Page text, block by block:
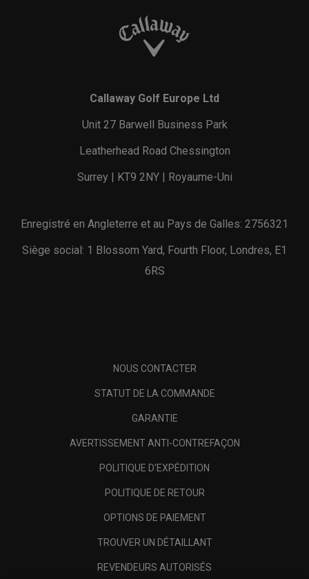
Callaway Golf Europe Ltd
Unit 27 Barwell Business Park
Leatherhead Road Chessington
Surrey | KT9 2NY | Royaume-Uni
Enregistré en Angleterre et au Pays de Galles: 2756321
Siège social: 1 Blossom Yard, Fourth Floor, Londres, E1
6RS
NOUS CONTACTER
STATUT DE LA COMMANDE
GARANTIE
AVERTISSEMENT ANTI-CONTREFAÇON
POLITIQUE D'EXPÉDITION
POLITIQUE DE RETOUR
OPTIONS DE PAIEMENT
TROUVER UN DÉTAILLANT
REVENDEURS AUTORISÉS